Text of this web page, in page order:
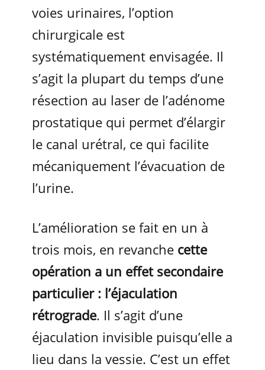
voies urinaires, l’option
chirurgicale est
systématiquement envisagée. Il
s’agit la plupart du temps d’une
résection au laser de l’adénome
prostatique qui permet d’élargir
le canal urétral, ce qui facilite
mécaniquement l’évacuation de
l’urine.
L’amélioration se fait en un à
trois mois, en revanche cette
opération a un effet secondaire
particulier : l’éjaculation
rétrograde. Il s’agit d’une
éjaculation invisible puisqu’elle a
lieu dans la vessie. C’est un effet